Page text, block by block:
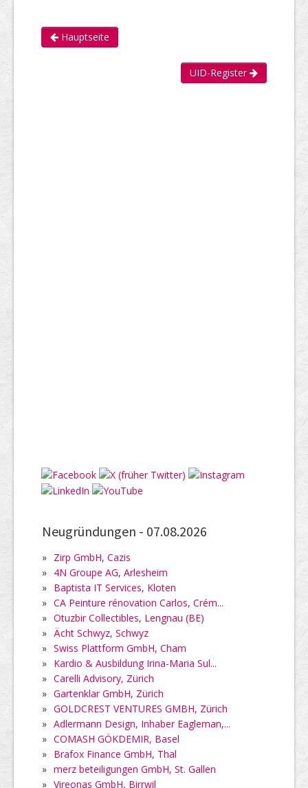
Hauptseite
UID-Register
Neugründungen - 07.08.2026
» Zirp GmbH, Cazis
» 4N Groupe AG, Arlesheim
» Baptista IT Services, Kloten
» CA Peinture rénovation Carlos, Crém...
» Otuzbir Collectibles, Lengnau (BE)
» Ächt Schwyz, Schwyz
» Swiss Plattform GmbH, Cham
» Kardio & Ausbildung Irina-Maria Sul...
» Carelli Advisory, Zürich
» Gartenklar GmbH, Zürich
» GOLDCREST VENTURES GMBH, Zürich
» Adlermann Design, Inhaber Eagleman,...
» COMASH GÖKDEMIR, Basel
» Brafox Finance GmbH, Thal
» merz beteiligungen GmbH, St. Gallen
» Vireonas GmbH, Birrwil